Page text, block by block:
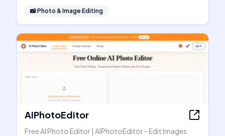
📸Photo & Image Editing
AIPhotoEditor
Free AI Photo Editor | AIPhotoEditor - Edit Images